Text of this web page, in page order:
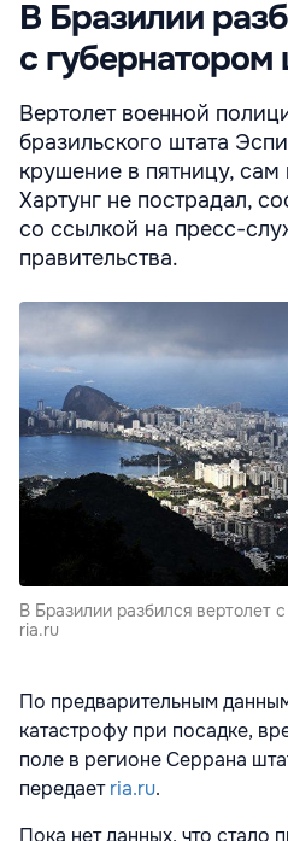
В Бразилии
с губернатором
Вертолет военной
бразильского штата
крушение в пятницу, сам
Хартунг не пострадал,
со ссылкой на пресс-
правительства.
В Бразилии разбился вертолет
ria.ru
По предварительным
катастрофу при посадке,
поле в регионе Серрана
передаетria.ru.
Пока нет данных, что стало